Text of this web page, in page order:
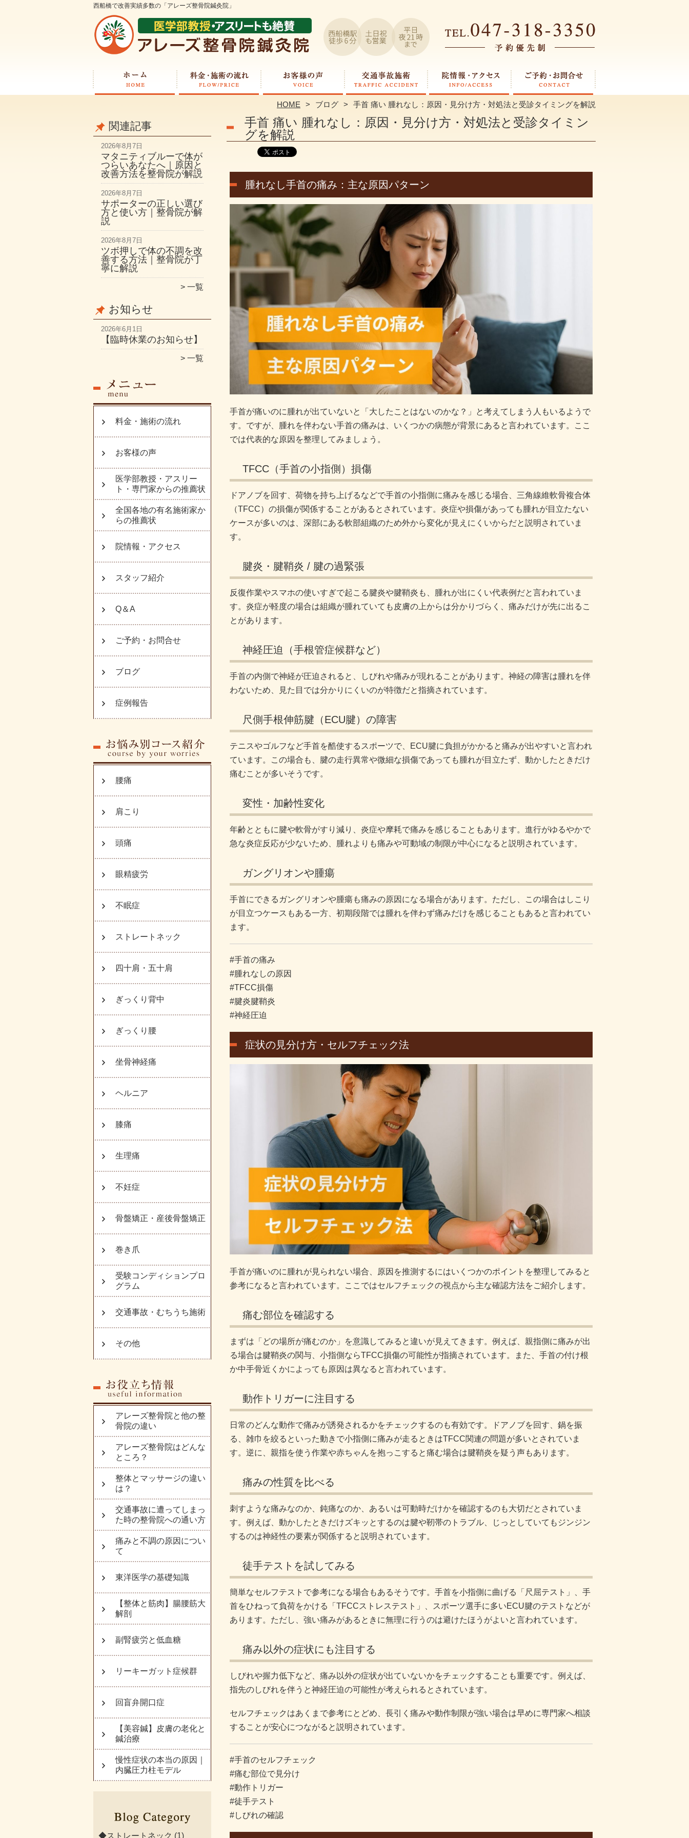
西船橋で改善実績多数の「アレーズ整骨院鍼灸院」
HOME ブログ 手首 痛い 腫れなし：原因・見分け方・対処法と受診タイミングを解説
関連記事
2026年8月7日
マタニティブルーで体が
つらいあなたへ｜原因と
改善方法を整骨院が解説
2026年8月7日
サポーターの正しい選び
方と使い方｜整骨院が解
説
2026年8月7日
ツボ押しで体の不調を改
善する方法｜整骨院が丁
寧に解説
一覧
お知らせ
2026年6月1日
【臨時休業のお知らせ】
一覧
料金・施術の流れ
お客様の声
医学部教授・アスリー
ト・専門家からの推薦状
全国各地の有名施術家か
らの推薦状
院情報・アクセス
スタッフ紹介
Q＆A
ご予約・お問合せ
ブログ
症例報告
腰痛
肩こり
頭痛
眼精疲労
不眠症
ストレートネック
四十肩・五十肩
ぎっくり背中
ぎっくり腰
坐骨神経痛
ヘルニア
膝痛
生理痛
不妊症
骨盤矯正・産後骨盤矯正
巻き爪
受験コンディションプロ
グラム
交通事故・むちうち施術
その他
アレーズ整骨院と他の整
骨院の違い
アレーズ整骨院はどんな
ところ？
整体とマッサージの違い
は？
交通事故に遭ってしまっ
た時の整骨院への通い方
痛みと不調の原因につい
て
東洋医学の基礎知識
【整体と筋肉】腸腰筋大
解剖
副腎疲労と低血糖
リーキーガット症候群
回盲弁開口症
【美容鍼】皮膚の老化と
鍼治療
慢性症状の本当の原因｜
内臓圧力柱モデル
◆ストレートネック (1)
手首 痛い 腫れなし：原因・見分け方・対処法と受診タイミン
グを解説
腫れなし手首の痛み：主な原因パターン
手首が痛いのに腫れが出ていないと「大したことはないのかな？」と考えてしまう人もいるようで
す。ですが、腫れを伴わない手首の痛みは、いくつかの病態が背景にあると言われています。ここ
では代表的な原因を整理してみましょう。
TFCC（手首の小指側）損傷
ドアノブを回す、荷物を持ち上げるなどで手首の小指側に痛みを感じる場合、三角線維軟骨複合体
（TFCC）の損傷が関係することがあるとされています。炎症や損傷があっても腫れが目立たない
ケースが多いのは、深部にある軟部組織のため外から変化が見えにくいからだと説明されていま
す。
腱炎・腱鞘炎 / 腱の過緊張
反復作業やスマホの使いすぎで起こる腱炎や腱鞘炎も、腫れが出にくい代表例だと言われていま
す。炎症が軽度の場合は組織が腫れていても皮膚の上からは分かりづらく、痛みだけが先に出るこ
とがあります。
神経圧迫（手根管症候群など）
手首の内側で神経が圧迫されると、しびれや痛みが現れることがあります。神経の障害は腫れを伴
わないため、見た目では分かりにくいのが特徴だと指摘されています。
尺側手根伸筋腱（ECU腱）の障害
テニスやゴルフなど手首を酷使するスポーツで、ECU腱に負担がかかると痛みが出やすいと言われ
ています。この場合も、腱の走行異常や微細な損傷であっても腫れが目立たず、動かしたときだけ
痛むことが多いそうです。
変性・加齢性変化
年齢とともに腱や軟骨がすり減り、炎症や摩耗で痛みを感じることもあります。進行がゆるやかで
急な炎症反応が少ないため、腫れよりも痛みや可動域の制限が中心になると説明されています。
ガングリオンや腫瘍
手首にできるガングリオンや腫瘍も痛みの原因になる場合があります。ただし、この場合はしこり
が目立つケースもある一方、初期段階では腫れを伴わず痛みだけを感じることもあると言われてい
ます。
#手首の痛み
#腫れなしの原因
#TFCC損傷
#腱炎腱鞘炎
#神経圧迫
症状の見分け方・セルフチェック法
手首が痛いのに腫れが見られない場合、原因を推測するにはいくつかのポイントを整理してみると
参考になると言われています。ここではセルフチェックの視点から主な確認方法をご紹介します。
痛む部位を確認する
まずは「どの場所が痛むのか」を意識してみると違いが見えてきます。例えば、親指側に痛みが出
る場合は腱鞘炎の関与、小指側ならTFCC損傷の可能性が指摘されています。また、手首の付け根
か中手骨近くかによっても原因は異なると言われています。
動作トリガーに注目する
日常のどんな動作で痛みが誘発されるかをチェックするのも有効です。ドアノブを回す、鍋を振
る、雑巾を絞るといった動きで小指側に痛みが走るときはTFCC関連の問題が多いとされていま
す。逆に、親指を使う作業や赤ちゃんを抱っこすると痛む場合は腱鞘炎を疑う声もあります。
痛みの性質を比べる
刺すような痛みなのか、鈍痛なのか、あるいは可動時だけかを確認するのも大切だとされていま
す。例えば、動かしたときだけズキッとするのは腱や靭帯のトラブル、じっとしていてもジンジン
するのは神経性の要素が関係すると説明されています。
徒手テストを試してみる
簡単なセルフテストで参考になる場合もあるそうです。手首を小指側に曲げる「尺屈テスト」、手
首をひねって負荷をかける「TFCCストレステスト」、スポーツ選手に多いECU腱のテストなどが
あります。ただし、強い痛みがあるときに無理に行うのは避けたほうがよいと言われています。
痛み以外の症状にも注目する
しびれや握力低下など、痛み以外の症状が出ていないかをチェックすることも重要です。例えば、
指先のしびれを伴うと神経圧迫の可能性が考えられるとされています。
セルフチェックはあくまで参考にとどめ、長引く痛みや動作制限が強い場合は早めに専門家へ相談
することが安心につながると説明されています。
#手首のセルフチェック
#痛む部位で見分け
#動作トリガー
#徒手テスト
#しびれの確認